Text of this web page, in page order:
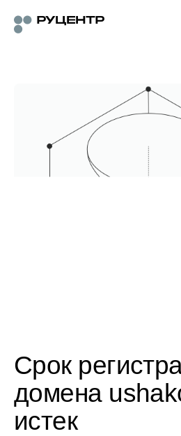
Срок
домена
истек